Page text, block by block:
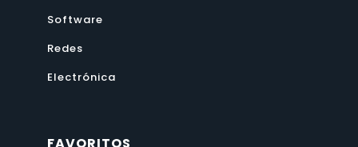
Software
Redes
Electrónica